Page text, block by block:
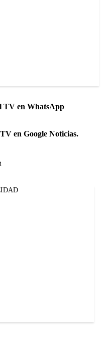
TV en WhatsApp
en Google Noticias.